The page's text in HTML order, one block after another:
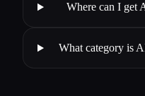
Where can I get
What category is